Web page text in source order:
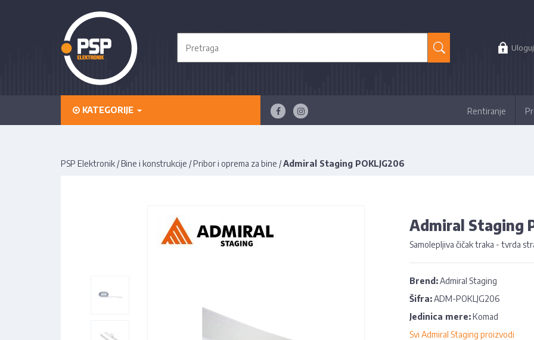
KATEGORIJE Rentiranje
PSP Elektronik /Bine i konstrukcije /Pribor i oprema za bine /Admiral Staging POKLJG206
Admiral Staging
Samolepljiva čičak traka - tvrda
Brend:Admiral Staging
Šifra:ADM-POKLJG206
Jedinica mere:Komad
Svi Admiral Staging proizvodi